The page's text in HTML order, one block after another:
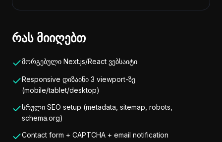
რას მიიღებთ
მორგებული Next.js/React ვებსაიტი
Responsive დიზაინი 3 viewport-ზე
(mobile/tablet/desktop)
სრული SEO setup (metadata, sitemap, robots,
schema.org)
Contact form + CAPTCHA + email notification